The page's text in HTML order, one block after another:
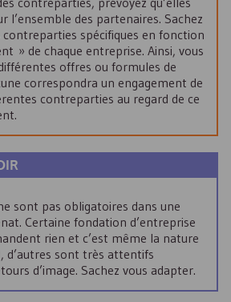
l’ensemble des partenaires. Sachez
contreparties spécifiques en fonction
» de chaque entreprise. Ainsi, vous
offres ou formules de
correspondra un engagement de
contreparties au regard de ce
sont pas obligatoires dans une
Certaine fondation d’entreprise
rien et c’est même la nature
d’autres sont très attentifs
d’image. Sachez vous adapter.